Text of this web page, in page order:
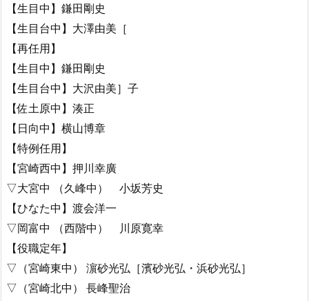
【生目中】鎌田剛史
【生目台中】大澤由美［
【再任用】
【生目中】鎌田剛史
【生目台中】大沢由美］子
【佐土原中】湊正
【日向中】横山博章
【特例任用】
【宮崎西中】押川幸廣
▽大宮中 （久峰中） 小坂芳史
【ひなた中】渡会洋一
▽岡富中 （西階中） 川原寛幸
【役職定年】
▽（宮崎東中） 濵砂光弘［濱砂光弘・浜砂光弘］
▽（宮崎北中） 長峰聖治